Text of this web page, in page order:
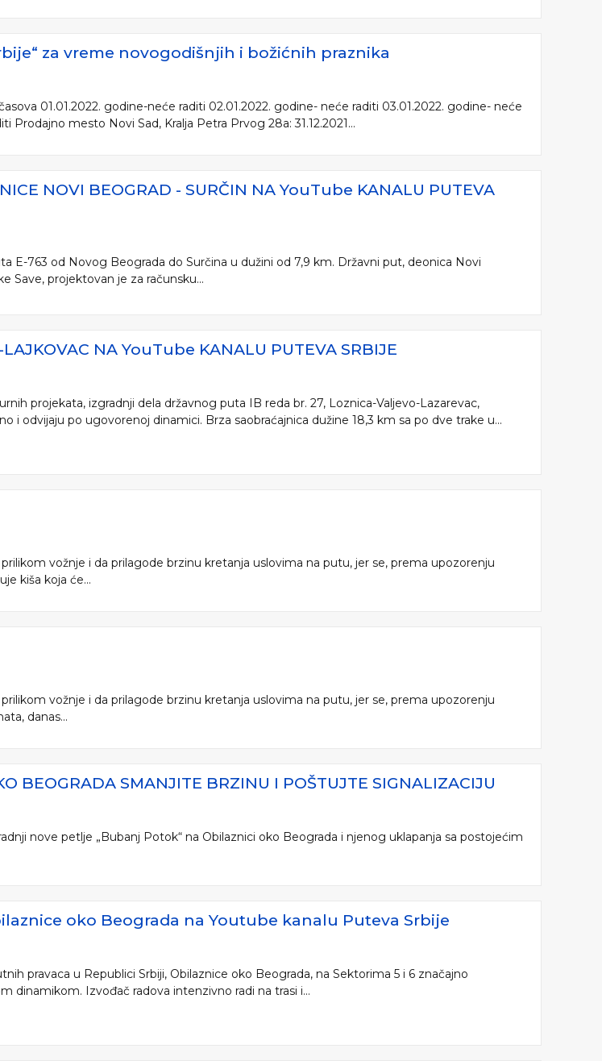
za vreme novogodišnjih i božićnih praznika
01.01.2022. godine-neće raditi 02.01.2022. godine- neće raditi 03.01.2022. godine- neće
Prodajno mesto Novi Sad, Kralja Petra Prvog 28a: 31.12.2021...
NOVI BEOGRAD - SURČIN NA YouTube KANALU PUTEVA
E-763 od Novog Beograda do Surčina u dužini od 7,9 km. Državni put, deonica Novi
Save, projektovan je za računsku...
NA YouTube KANALU PUTEVA SRBIJE
projekata, izgradnji dela državnog puta IB reda br. 27, Loznica-Valjevo-Lazarevac,
i odvijaju po ugovorenoj dinamici. Brza saobraćajnica dužine 18,3 km sa po dve trake u...
vožnje i da prilagode brzinu kretanja uslovima na putu, jer se, prema upozorenju
kiša koja će...
vožnje i da prilagode brzinu kretanja uslovima na putu, jer se, prema upozorenju
danas...
BEOGRADA SMANJITE BRZINU I POŠTUJTE SIGNALIZACIJU
nove petlje „Bubanj Potok“ na Obilaznici oko Beograda i njenog uklapanja sa postojećim
oko Beograda na Youtube kanalu Puteva Srbije
pravaca u Republici Srbiji, Obilaznice oko Beograda, na Sektorima 5 i 6 značajno
dinamikom. Izvođač radova intenzivno radi na trasi i...